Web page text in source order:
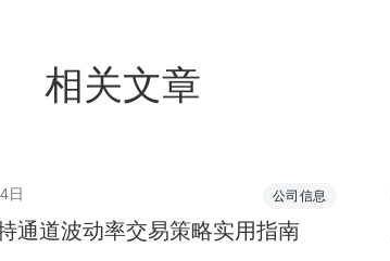
相关文章
日 公司信息
通道波动率交易策略实用指南